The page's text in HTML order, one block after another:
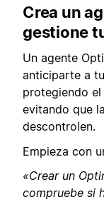
Crea un
gestione
Un agente
anticiparte a
protegiendo
evitando que
descontrolen.
Empieza con
«Crear un
compruebe si